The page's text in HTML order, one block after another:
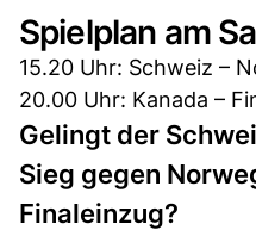
Spielplan am
15.20 Uhr: Schweiz –
20.00 Uhr: Kanada –
Gelingt der
Sieg gegen
Finaleinzug?